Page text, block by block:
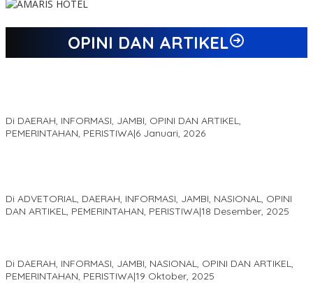
OPINI DAN ARTIKEL
Di DAERAH, INFORMASI, JAMBI, OPINI DAN ARTIKEL,
PEMERINTAHAN, PERISTIWA|6 Januari, 2026
Di ADVETORIAL, DAERAH, INFORMASI, JAMBI, NASIONAL, OPINI
DAN ARTIKEL, PEMERINTAHAN, PERISTIWA|18 Desember, 2025
Di DAERAH, INFORMASI, JAMBI, NASIONAL, OPINI DAN ARTIKEL,
PEMERINTAHAN, PERISTIWA|19 Oktober, 2025